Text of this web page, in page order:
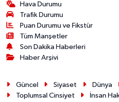
Hava Durumu
Trafik Durumu
Puan Durumu ve Fikstür
Tüm Manşetler
Son Dakika Haberleri
Haber Arşivi
Güncel Siyaset Dünya
Toplumsal Cinsiyet
İnsan